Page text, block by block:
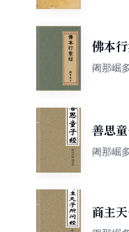
佛本
阇那崛
善思
阇那崛
商主